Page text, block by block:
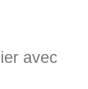
avec